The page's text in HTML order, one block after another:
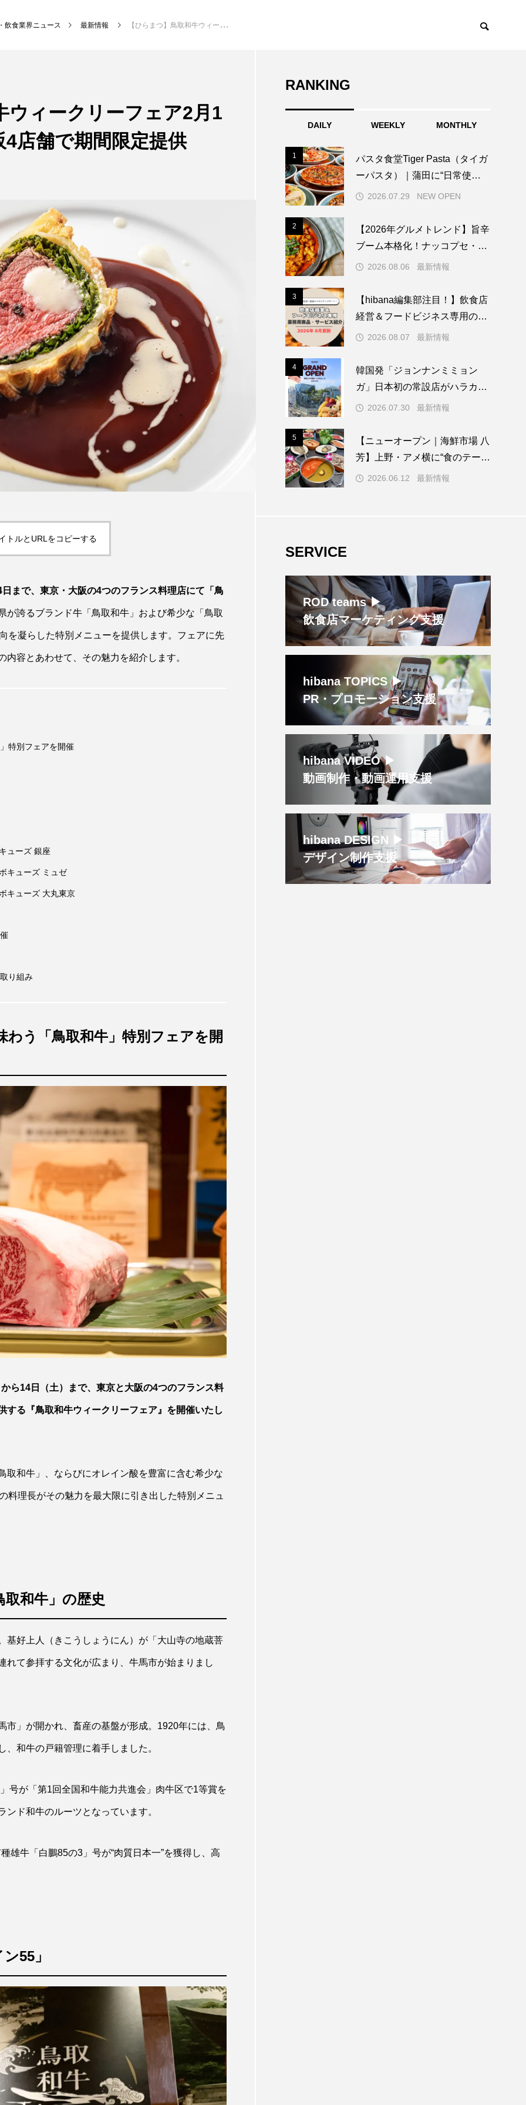
フラ
れか
飲食DX
【hibana編集部注目！】飲食店経
営＆フードビジネス専用の商品・
サービス紹介｜2026年8月版
2026.08.07
飲食トレンド
【2026年グルメトレンド】旨辛ブ
ーム本格化！ナッコプセ・チュク
ミなど本場系グルメが人気上昇
ROD MARKETING｜
イン】サービスのご案
2026.08.01

飲食業界ニュース 最新情報 【ひらまつ】鳥取和牛ウィークリーフェア2月1日〜開催｜東京・大阪4店舗で期間限定提供
ウィークリーフェア2月1
店舗で期間限定提供
トルとURLをコピーする
まで、東京・大阪の4つのフランス料理店にて「鳥
が誇るブランド牛「鳥取和牛」および希少な「鳥取
を凝らした特別メニューを提供します。フェアに先
容とあわせて、その魅力を紹介します。
特別フェアを開催
ューズ 銀座
キューズ ミュゼ
キューズ 大丸東京
り組み
う「鳥取和牛」特別フェアを開
ら14日（土）まで、東京と大阪の4つのフランス料
する『鳥取和牛ウィークリーフェア』を開催いたし
取和牛」、ならびにオレイン酸を豊富に含む希少な
料理長がその魅力を最大限に引き出した特別メニュ
和牛」の歴史
基好上人（きこうしょうにん）が「大山寺の地蔵菩
れて参拝する文化が広まり、牛馬市が始まりまし
市」が開かれ、畜産の基盤が形成。1920年には、鳥
和牛の戸籍管理に着手しました。
号が「第1回全国和牛能力共進会」肉牛区で1等賞を
ド和牛のルーツとなっています。
雄牛「白鵬85の3」号が“肉質日本一”を獲得し、高
55」
RANKING
DAILY WEEKLY MONTHLY
1
パスタ食堂Tiger Pasta（タイガ
ーパスタ）｜蒲田に“日常使
い”のスープパスタ専門店が誕
しいランチ文化を提案
2026.07.29 NEW OPEN
2
【2026年グルメトレンド】旨辛
ブーム本格化！ナッコプセ・チ
ュクミなど本場系グルメが人気
2026.08.06 最新情報
3
【hibana編集部注目！】飲食店
経営＆フードビジネス専用の商
品・サービス紹介｜2026年8月
2026.08.07 最新情報
4
韓国発「ジョンナンミミョン
ガ」日本初の常設店がハラカド
に誕生、野菜スイーツパンとカ
2026.07.30 最新情報
5
【ニューオープン｜海鮮市場 八
芳】上野・アメ横に“食のテーマ
パーク”誕生！市場で選ぶ新感覚
2026.06.12 最新情報
SERVICE
ROD teams ▶︎
飲食店マーケティング支援
hibana TOPICS ▶︎
PR・プロモーション支援
hibana VIDEO ▶︎
動画制作・動画運用支援
hibana DESIGN ▶︎
デザイン制作支援